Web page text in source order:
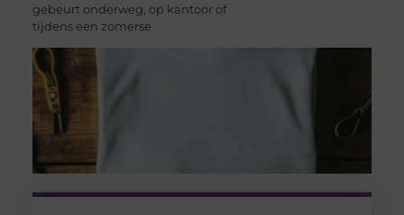
gebeurt onderweg, op kantoor of
tijdens een zomerse